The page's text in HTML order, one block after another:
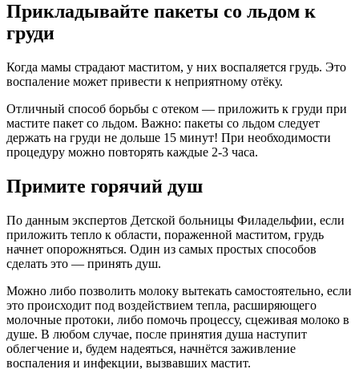
Прикладывайте пакеты со льдом к
груди
Когда мамы страдают маститом, у них воспаляется грудь. Это
воспаление может привести к неприятному отёку.
Отличный способ борьбы с отеком — приложить к груди при
мастите пакет со льдом. Важно: пакеты со льдом следует
держать на груди не дольше 15 минут! При необходимости
процедуру можно повторять каждые 2-3 часа.
Примите горячий душ
По данным экспертов Детской больницы Филадельфии, если
приложить тепло к области, пораженной маститом, грудь
начнет опорожняться. Один из самых простых способов
сделать это — принять душ.
Можно либо позволить молоку вытекать самостоятельно, если
это происходит под воздействием тепла, расширяющего
молочные протоки, либо помочь процессу, сцеживая молоко в
душе. В любом случае, после принятия душа наступит
облегчение и, будем надеяться, начнётся заживление
воспаления и инфекции, вызвавших мастит.